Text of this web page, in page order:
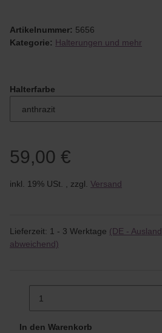
Artikelnummer: 5656
Kategorie: Halterungen und mehr
Halterfarbe
59,00 €
inkl. 19% USt. , zzgl. Versand
Lieferzeit: 1 - 3 Werktage (DE - Ausland
abweichend)
In den Warenkorb